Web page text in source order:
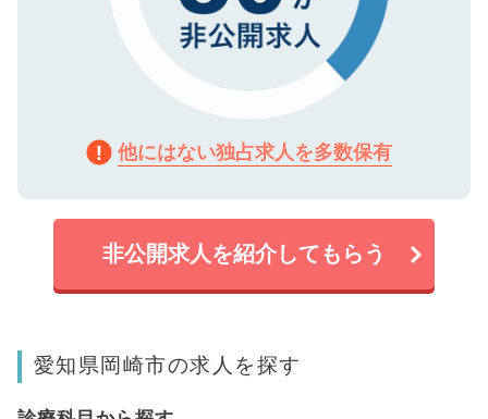
他にはない独占求人を多数保有
非公開求人を紹介してもらう
愛知県岡崎市の求人を探す